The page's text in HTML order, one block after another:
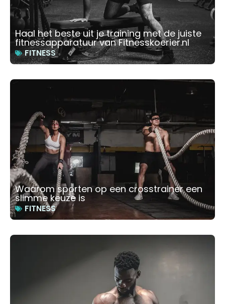
Haal het beste uit je training met de juiste
fitnessapparatuur van Fitnesskoerier.nl
FITNESS
Waarom sporten op een crosstrainer een
slimme keuze is
FITNESS